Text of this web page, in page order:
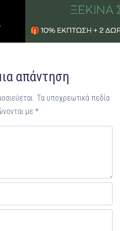
απάντηση
Τα υποχρεωτικά πεδία
με *